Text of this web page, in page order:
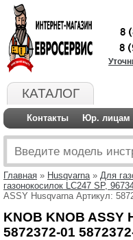
КАТАЛОГ
8
8
Контакты Юр. лицам
Главная » Husqvarna» Для
газонокосилок LC247 SP,
ASSY Husqvarna Артикул:
KNOB KNOB ASSY
5872372-01